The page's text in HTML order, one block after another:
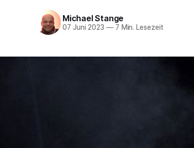
Michael Stange
07 Juni 2023 —7 Min. Lesezeit